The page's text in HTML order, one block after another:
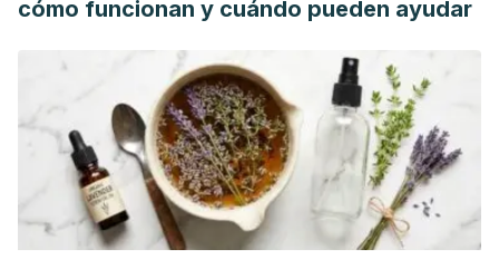
https://www.webmd.com/vitamins/ai/ingredientmono-
Cameron, M., & Chrubasik, S. (2013). Topical herbal
therapies for treating osteoarthritis.
The Cochrane
database of systematic reviews,2013(5), CD010538.
https://www.ncbi.nlm.nih.gov/pmc/articles/PMC4105203/
Candice Price, D. C. (2023). Arnica: What it is and how to
Cleveland Clinic.
cómo funcionan y cuándo pueden ayudar